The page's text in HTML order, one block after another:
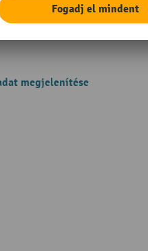
Teherkerék felszereltsége
megjelenítése